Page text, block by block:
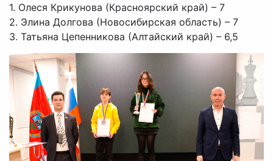
1. Олеся Крикунова (Красноярский край) – 7
2. Элина Долгова (Новосибирская область) – 7
3. Татьяна Цепенникова (Алтайский край) – 6,5